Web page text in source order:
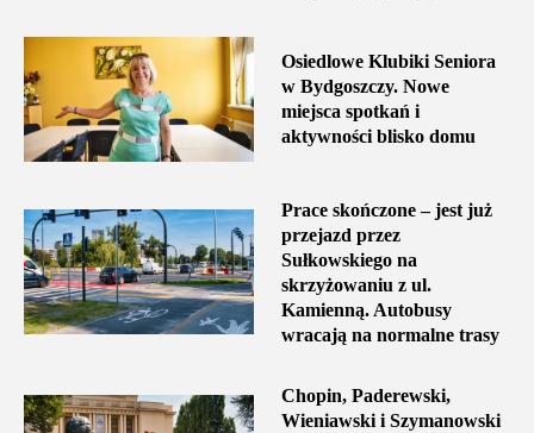
Osiedlowe Klubiki Seniora
w Bydgoszczy. Nowe
miejsca spotkań i
aktywności blisko domu
Prace skończone – jest już
przejazd przez
Sułkowskiego na
skrzyżowaniu z ul.
Kamienną. Autobusy
wracają na normalne trasy
Chopin, Paderewski,
Wieniawski i Szymanowski